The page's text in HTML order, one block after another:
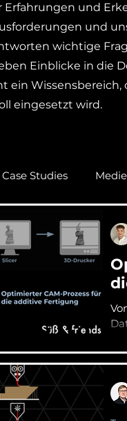
und
und
wichtige
Einblicke in die
ein Wissensbereich,
eingesetzt wird.
Case Studies